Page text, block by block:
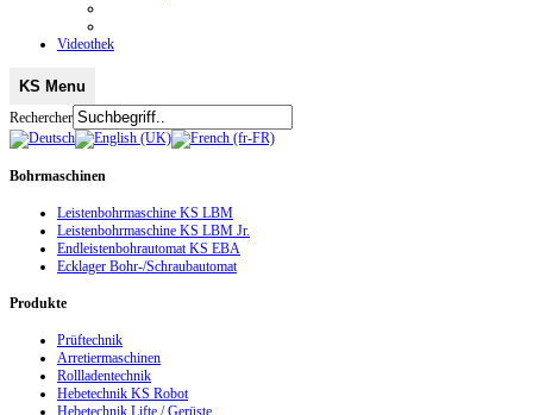
Videothek
KS Menu
Rechercher
Bohrmaschinen
Leistenbohrmaschine KS LBM
Leistenbohrmaschine KS LBM Jr.
Endleistenbohrautomat KS EBA
Ecklager Bohr-/Schraubautomat
Produkte
Prüftechnik
Arretiermaschinen
Rollladentechnik
Hebetechnik KS Robot
Hebetechnik Lifte / Gerüste